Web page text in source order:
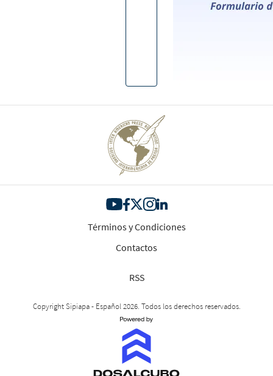
Términos y Condiciones
Contactos
RSS
Copyright Sipiapa - Español 2026. Todos los derechos reservados.